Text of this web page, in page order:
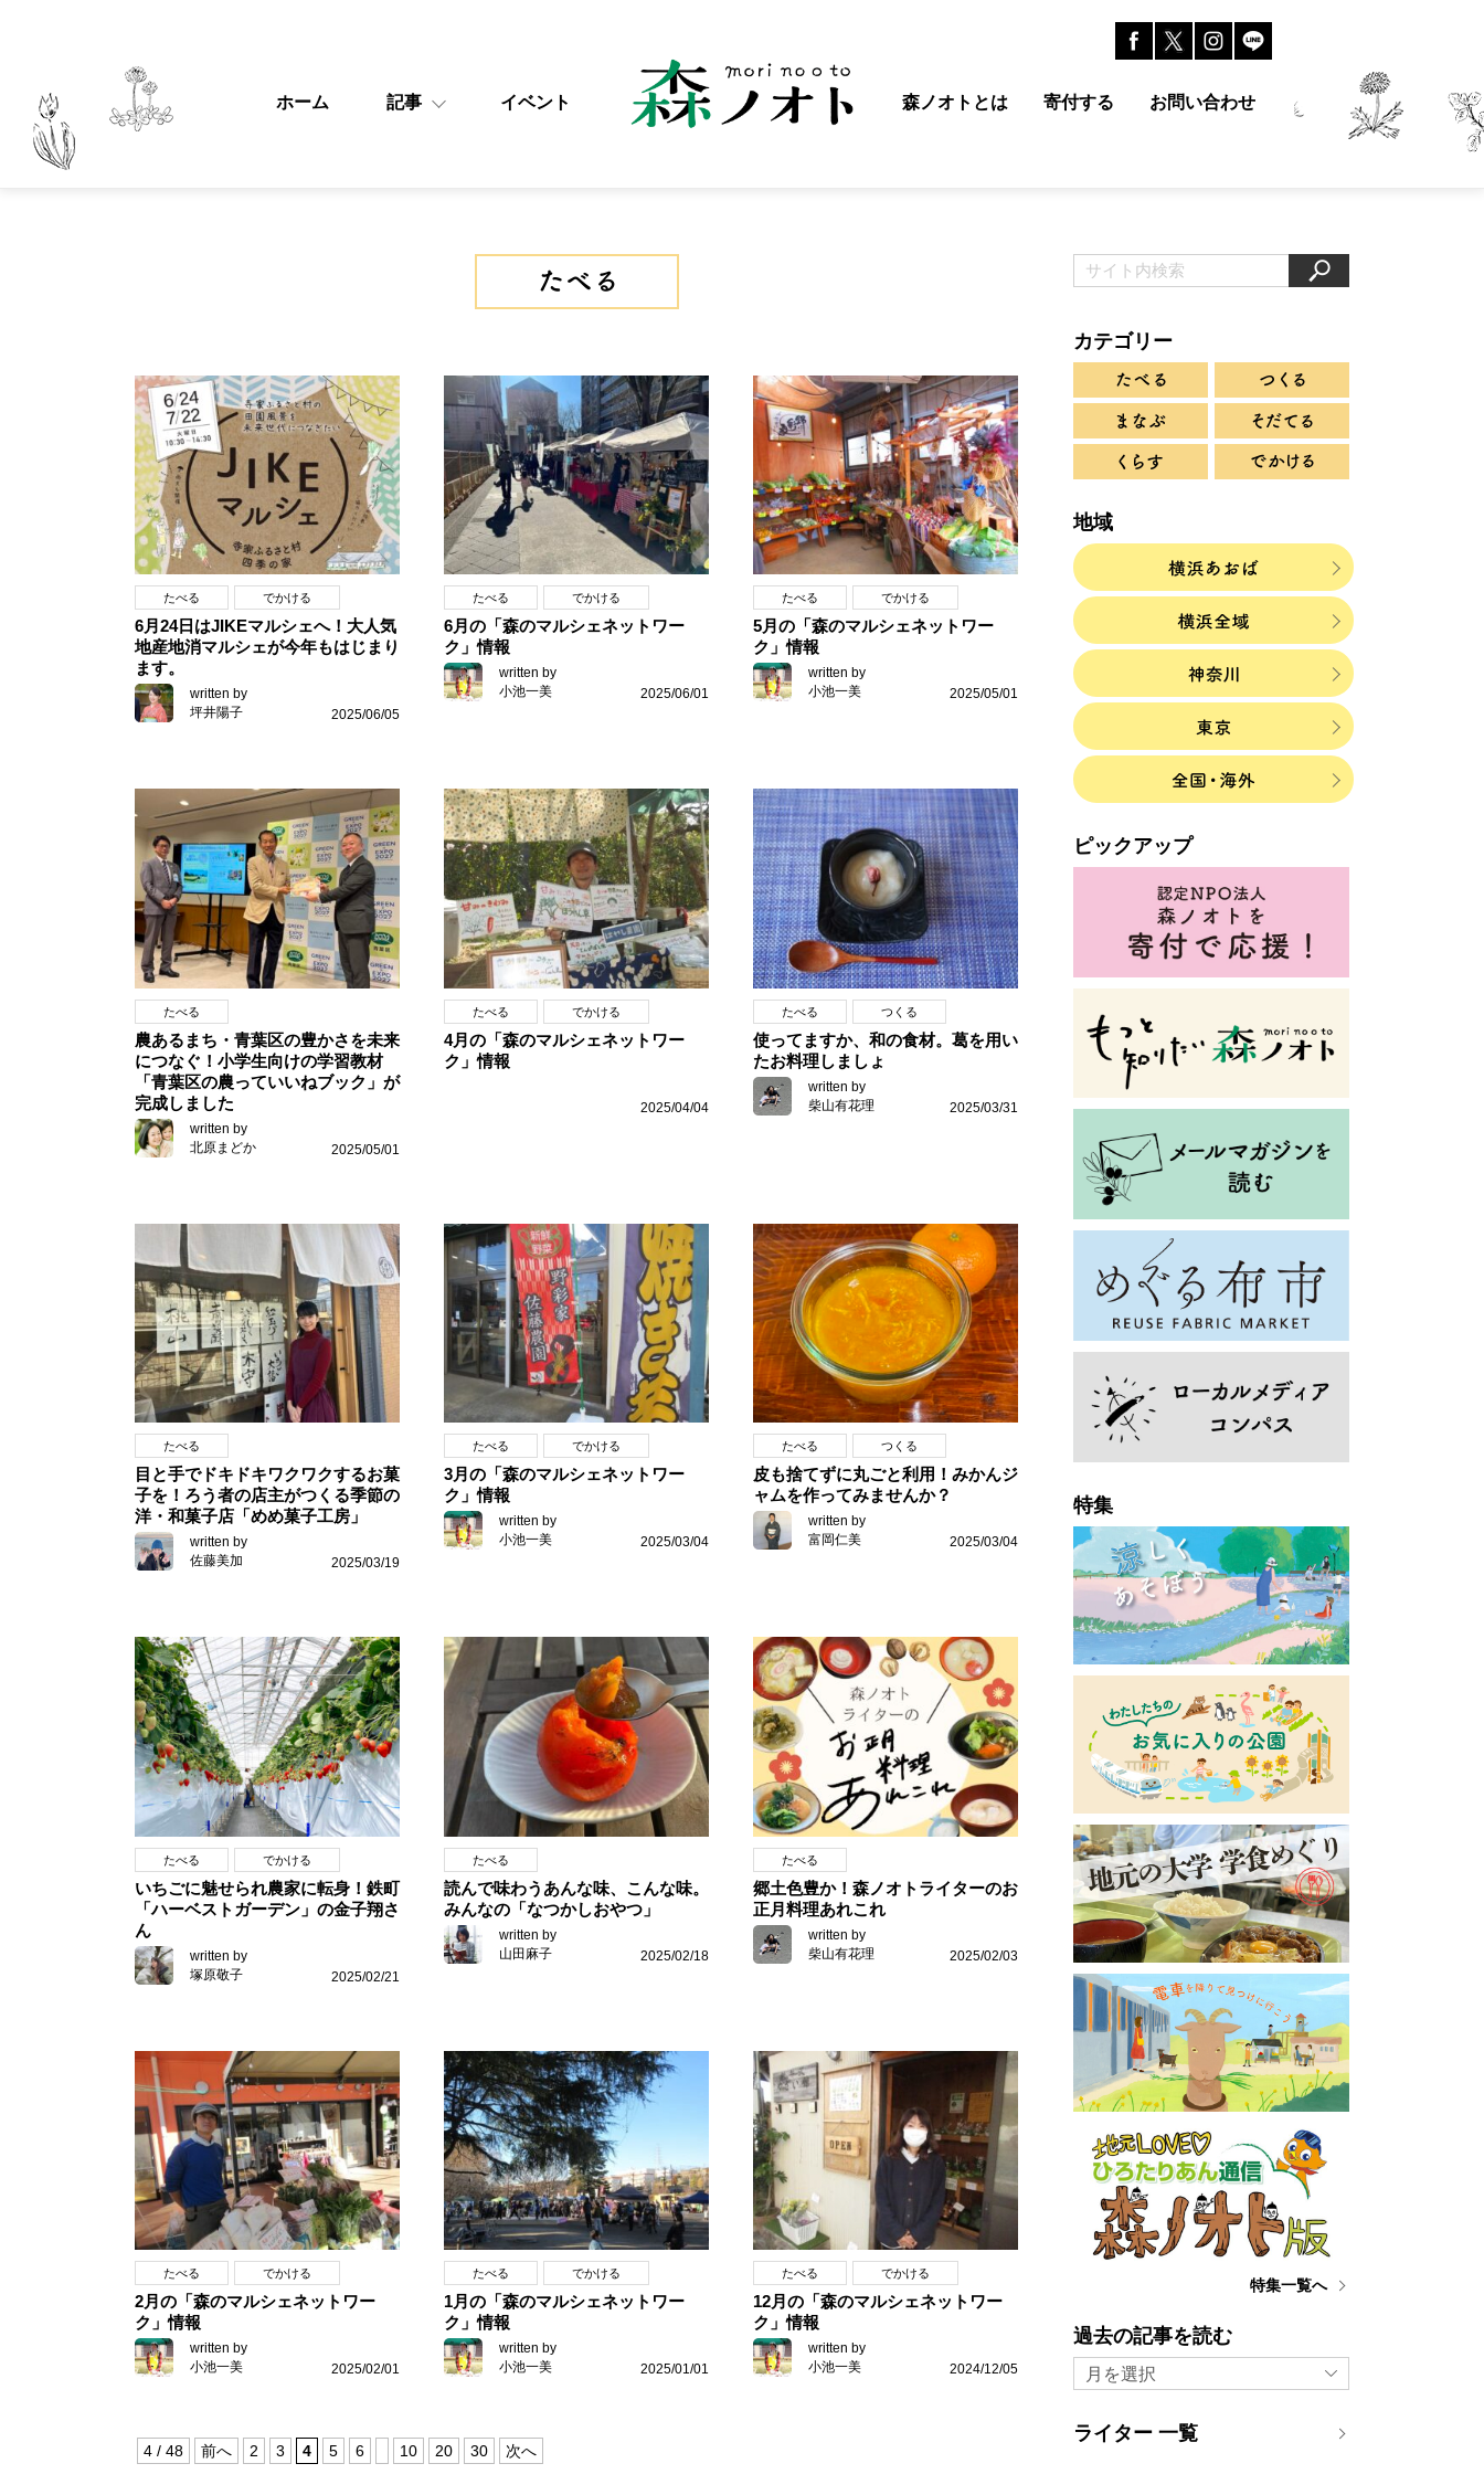
ホーム 記事 イベント 森ノオトとは 寄付する お問い合わせ
たべる でかける
6月24日はJIKEマルシェへ！大人気
地産地消マルシェが今年もはじまり
ます。
written by
坪井陽子
2025/06/05
たべる でかける
6月の「森のマルシェネットワー
ク」情報
written by
小池一美
2025/06/01
たべる でかける
5月の「森のマルシェネットワー
ク」情報
written by
小池一美
2025/05/01
たべる
農あるまち・青葉区の豊かさを未来
につなぐ！小学生向けの学習教材
「青葉区の農っていいねブック」が
完成しました
written by
北原まどか
2025/05/01
たべる でかける
4月の「森のマルシェネットワー
ク」情報
2025/04/04
たべる つくる
使ってますか、和の食材。葛を用い
たお料理しましょ
written by
柴山有花理
2025/03/31
たべる
目と手でドキドキワクワクするお菓
子を！ろう者の店主がつくる季節の
洋・和菓子店「めめ菓子工房」
written by
佐藤美加
2025/03/19
たべる でかける
3月の「森のマルシェネットワー
ク」情報
written by
小池一美
2025/03/04
たべる つくる
皮も捨てずに丸ごと利用！みかんジ
ャムを作ってみませんか？
written by
富岡仁美
2025/03/04
たべる でかける
いちごに魅せられ農家に転身！鉄町
「ハーベストガーデン」の金子翔さ
ん
written by
塚原敬子
2025/02/21
たべる
読んで味わうあんな味、こんな味。
みんなの「なつかしおやつ」
written by
山田麻子
2025/02/18
たべる
郷土色豊か！森ノオトライターのお
正月料理あれこれ
written by
柴山有花理
2025/02/03
たべる でかける
2月の「森のマルシェネットワー
ク」情報
written by
小池一美
2025/02/01
たべる でかける
1月の「森のマルシェネットワー
ク」情報
written by
小池一美
2025/01/01
たべる でかける
12月の「森のマルシェネットワー
ク」情報
written by
小池一美
2024/12/05
4 / 48 前へ 2 3 4 5 6 10 20 30 次へ
カテゴリー
地域
ピックアップ
特集
特集一覧へ
過去の記事を読む
月を選択
ライター 一覧